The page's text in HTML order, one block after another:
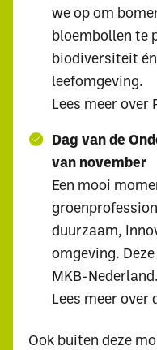
we op om
bloembollen te
biodiversiteit
leefomgeving.
Lees meer over
Dag van de
van november
Een mooi
duurzaam,
omgeving.
MKB-Nederland.
Lees meer over
Ook buiten deze